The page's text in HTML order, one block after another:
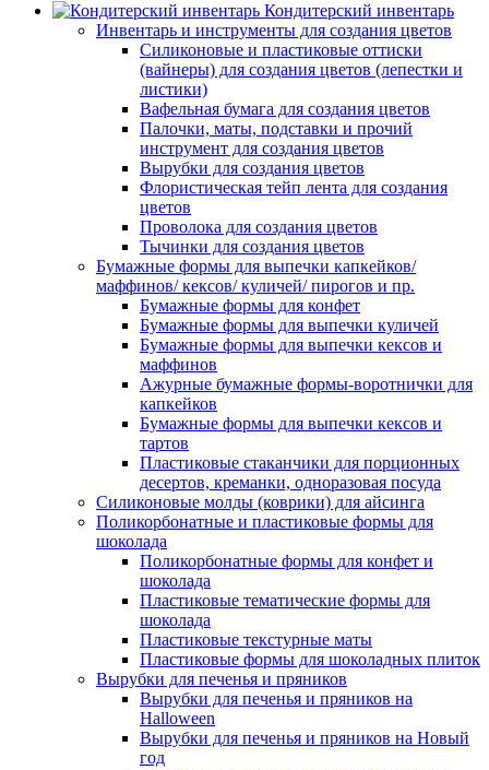
Кондитерский инвентарь
Инвентарь и инструменты для создания цветов
Силиконовые и пластиковые оттиски
(вайнеры) для создания цветов (лепестки и
листики)
Вафельная бумага для создания цветов
Палочки, маты, подставки и прочий
инструмент для создания цветов
Вырубки для создания цветов
Флористическая тейп лента для создания
цветов
Проволока для создания цветов
Тычинки для создания цветов
Бумажные формы для выпечки капкейков/
маффинов/ кексов/ куличей/ пирогов и пр.
Бумажные формы для конфет
Бумажные формы для выпечки куличей
Бумажные формы для выпечки кексов и
маффинов
Ажурные бумажные формы-воротнички для
капкейков
Бумажные формы для выпечки кексов и
тартов
Пластиковые стаканчики для порционных
десертов, креманки, одноразовая посуда
Силиконовые молды (коврики) для айсинга
Поликорбонатные и пластиковые формы для
шоколада
Поликорбонатные формы для конфет и
шоколада
Пластиковые тематические формы для
шоколада
Пластиковые текстурные маты
Пластиковые формы для шоколадных плиток
Вырубки для печенья и пряников
Вырубки для печенья и пряников на
Halloween
Вырубки для печенья и пряников на Новый
год